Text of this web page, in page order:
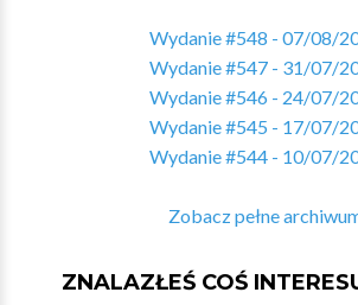
Wydanie #548 - 07/08/
Wydanie #547 - 31/07/
Wydanie #546 - 24/07/
Wydanie #545 - 17/07/
Wydanie #544 - 10/07/
Zobacz pełne
ZNALAZŁEŚ COŚ